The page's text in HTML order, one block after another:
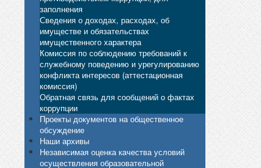
заполнения
Сведения о доходах, расходах, об
имуществе и обязательствах
имущественного характера
Комиссия по соблюдению требований к
служебному поведению и урегулированию
конфликта интересов (аттестационная
комиссия)
Обратная связь для сообщений о фактах
коррупции
Проекты документов на общественное
обсуждение
Наши архивы
Независимая оценка качества условий
осуществления образовательной